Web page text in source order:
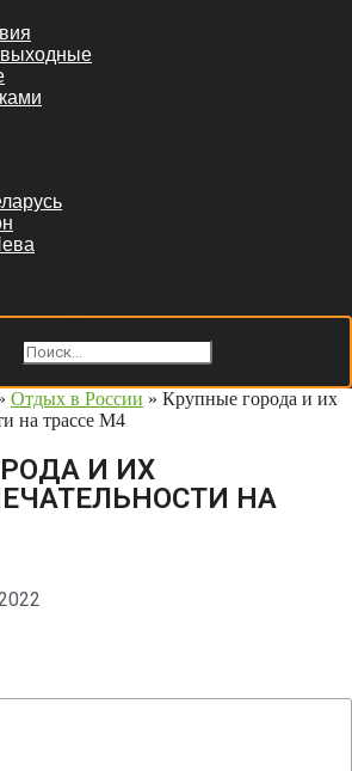
Отдых в России » Крупные города и их
на трассе М4
И ИХ
НА